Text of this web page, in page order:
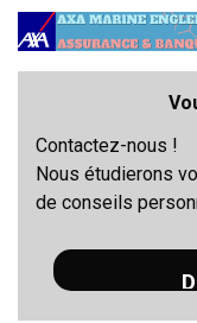
Contactez-nous !
Nous étudierons
de conseils